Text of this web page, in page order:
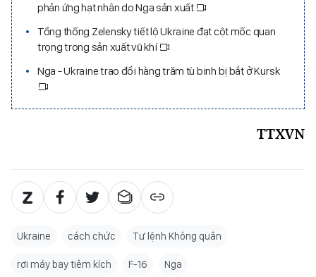
phản ứng hạt nhân do Nga sản xuất
Tổng thống Zelensky tiết lộ Ukraine đạt cột mốc quan
trọng trong sản xuất vũ khí
Nga - Ukraine trao đổi hàng trăm tù binh bị bắt ở Kursk
TTXVN
Ukraine cách chức Tư lệnh Không quân
rơi máy bay tiêm kích F-16 Nga